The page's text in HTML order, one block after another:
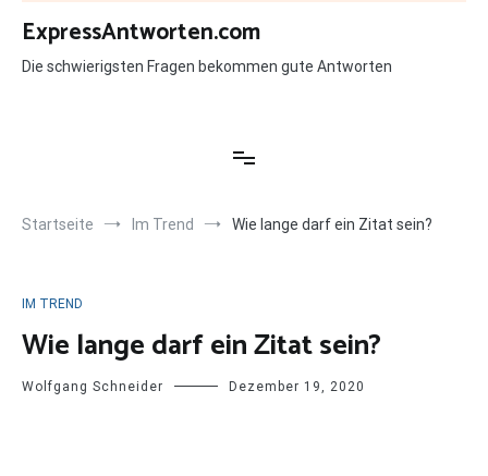
Zum
Inhalt
springen
ExpressAntworten.com
Die schwierigsten Fragen bekommen gute Antworten
Startseite Im Trend Wie lange darf ein Zitat sein?
IM TREND
Wie lange darf ein Zitat sein?
Wolfgang Schneider Dezember 19, 2020